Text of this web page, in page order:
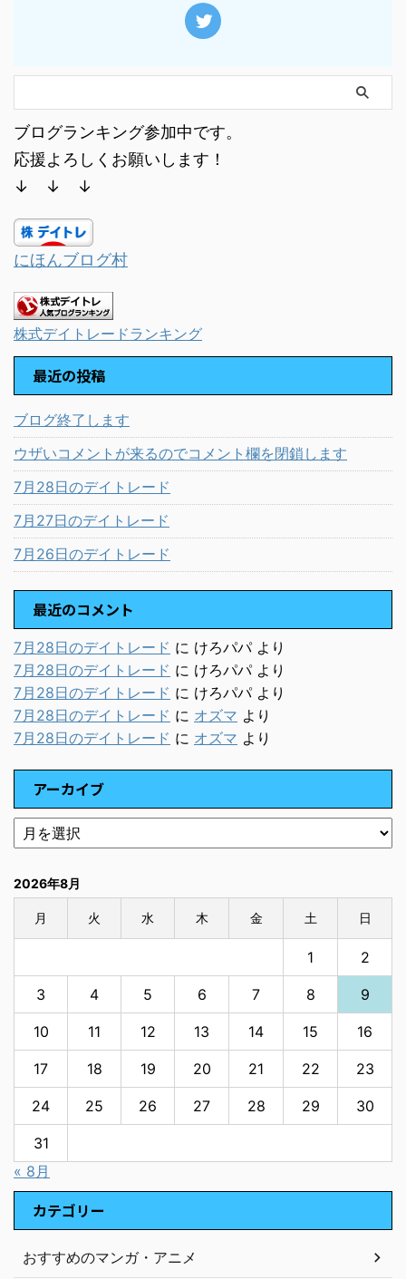
ブログランキング参加中です。
応援よろしくお願いします！
↓ ↓ ↓
にほんブログ村
株式デイトレードランキング
最近の投稿
ブログ終了します
ウザいコメントが来るのでコメント欄を閉鎖します
7月28日のデイトレード
7月27日のデイトレード
7月26日のデイトレード
最近のコメント
7月28日のデイトレード に けろパパより
7月28日のデイトレード に けろパパより
7月28日のデイトレード に けろパパより
7月28日のデイトレード に オズマ より
7月28日のデイトレード に オズマ より
アーカイブ
2026年8月
月 火 水 木 金 土 日
1 2
3 4 5 6 7 8 9
10 11 12 13 14 15 16
17 18 19 20 21 22 23
24 25 26 27 28 29 30
31
« 8月
カテゴリー
おすすめのマンガ・アニメ